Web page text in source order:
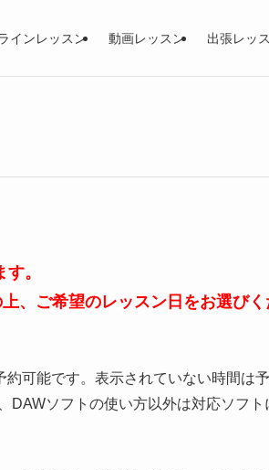
インレッスン 動画レッスン 出張レッ
。
、ご希望のレッスン日をお選びく
約可能です。表示されていない時間は
DAWソフトの使い方以外は対応ソフ